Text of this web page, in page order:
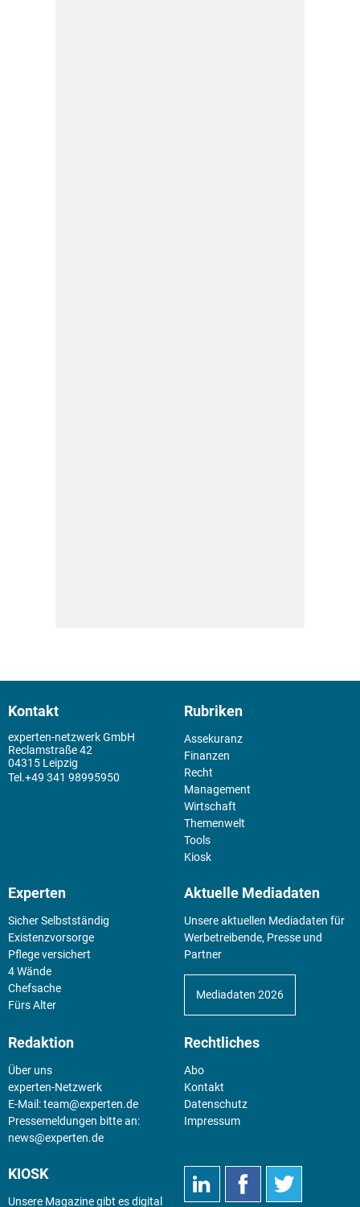
Kontakt
experten-netzwerk GmbH
Reclamstraße 42
04315 Leipzig
+49 341 98995950
Rubriken
Assekuranz
Finanzen
Recht
Management
Wirtschaft
Themenwelt
Tools
Kiosk
Experten
Sicher Selbstständig
Existenz­vorsorge
Pflege versichert
4 Wände
Chefsache
Fürs Alter
Aktuelle Mediadaten
Unsere aktuellen Mediadaten für
Werbetreibende, Presse und
Partner
Mediadaten 2026
Redaktion
Über uns
experten-Netzwerk
E-Mail:team@experten.de
Pressemeldungen bitte an:
news@experten.de
Rechtliches
Abo
Kontakt
Datenschutz
Impressum
KIOSK
Unsere Magazine gibt es digital